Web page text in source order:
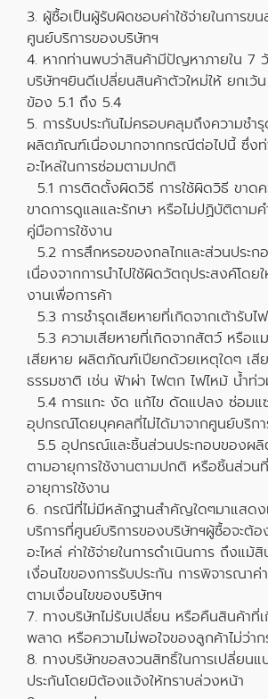
3. ผู้ซื้อเป็นผู้รับผิดชอบค่าใช้จ่ายในการข
ศูนย์บริการของบริษัทฯ
4. หากท่านพบว่าสินค้ามีปัญหาภายใน 7
บริษัทฯยินดีเปลี่ยนสินค้าตัวใหม่ให้ ยกเว้
ข้อง 5.1 ถึง 5.4
5. การรับประกันไม่ครอบคลุมถึงความชำ
ผลิตภัณฑ์เนื่องมากจากกรณีต่อไปนี้ ซึ่งท่
อะไหล่ในการซ่อมตามปกติ
5.1 การติดตั้งผิดวิธี การใช้ผิดวิธี ขาดค
ขาดการดูแลและรักษา หรือไม่ปฏิบัติตามค
คู่มือการใช้งาน
5.2 การสึกหรอของกลไกและส่วนปร
เนื่องจากการนำไปใช้ผิดวัตถุประสงค์โดยใ
งานเพื่อการค้า
5.3 การชำรุดเสียหายที่เกิดจากเต้ารับไ
5.3 ความเสียหายที่เกิดจากสัตว์ หรือแ
เสียหาย ผลิตภัณฑ์เปียกด้วยเหตุใดๆ เสี
ธรรมชาติ เช่น ฟ้าผ่า ไฟตก ไฟไหม้ น้ำท่
5.4 การแกะ งัด แก้ไข ดัดแปลง ซ่อม
อุปกรณ์โดยบุคคลที่ไม่ได้มาจากศูนย์บริก
5.5 อุปกรณ์และชิ้นส่วนประกอบของผ
ตามอายุการใช้งานตามปกติ หรือชิ้นส่วน
อายุการใช้งาน
6. กรณีที่ไม่มีหลักฐานสำคัญใดๆมาแสดง
บริการที่ศูนย์บริการของบริษัทฯผู้ซื้อจะต้อ
อะไหล่ ค่าใช้จ่ายในการดำเนินการ ถึงแม้สิ
เงื่อนไขของการรับประกัน การพิจารณาค่
ตามเงื่อนไขของบริษัทฯ
7. ทางบริษัทไม่รับเปลี่ยน หรือคืนสินค้าที่
พลาด หรือความไม่พอใจของลูกค้าไม่ว่า
8. ทางบริษัทขอสงวนสิทธิ์ในการเปลี่ยนแ
ประกันโดยมิต้องแจ้งให้ทราบล่วงหน้า